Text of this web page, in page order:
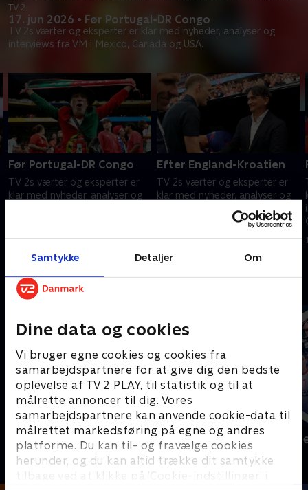
Samtykke Detaljer Om
Dine data og cookies
Vi bruger egne cookies og cookies fra
samarbejdspartnere for at give dig den bedste
oplevelse af TV 2 PLAY, til statistik og til at
målrette annoncer til dig. Vores
samarbejdspartnere kan anvende cookie-data til
målrettet markedsføring på egne og andres
platforme. Du kan til- og fravælge cookies
herunder, og du kan altid trække dit samtykke
tilbage ved at klikke på ’Cookie-indstillinger’ i
17. jun 2026 • Før Portugal-DR Congo
TV 2s værter og eksperter er klar med nyheder, analyser og
interviews fra VM i Mexico, Canada og USA.
TV 2.
Før Portugal-DR Congo
TV 2s værter og eksperter er
klar med nyheder, analyser og
17. juni 2026 • 46 min
Efter England-Kroatien
TV 2s værter og eksperter er
klar med nyheder, analyser og
interviews fra VM i Mexico,
17. juni 2026 • 27 min
Andre så også
Sport Fokus
Sport Sport